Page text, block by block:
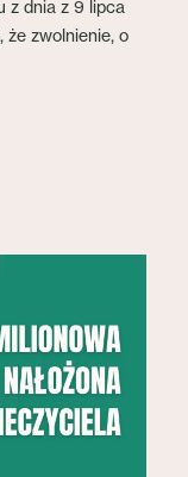
z dnia z 9 lipca
że zwolnienie, o